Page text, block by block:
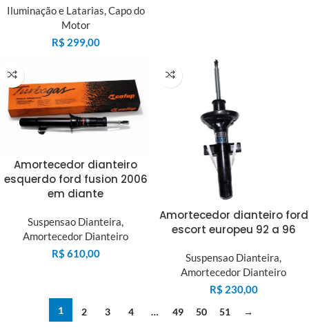
Iluminação e Latarias,Capo do
Motor
R$ 299,00
Amortecedor dianteiro
esquerdo ford fusion 2006
em diante
Suspensao Dianteira,
Amortecedor Dianteiro
R$ 610,00
Amortecedor dianteiro ford
escort europeu 92 a 96
Suspensao Dianteira,
Amortecedor Dianteiro
R$ 230,00
1 2 3 4 … 49 50 51 →